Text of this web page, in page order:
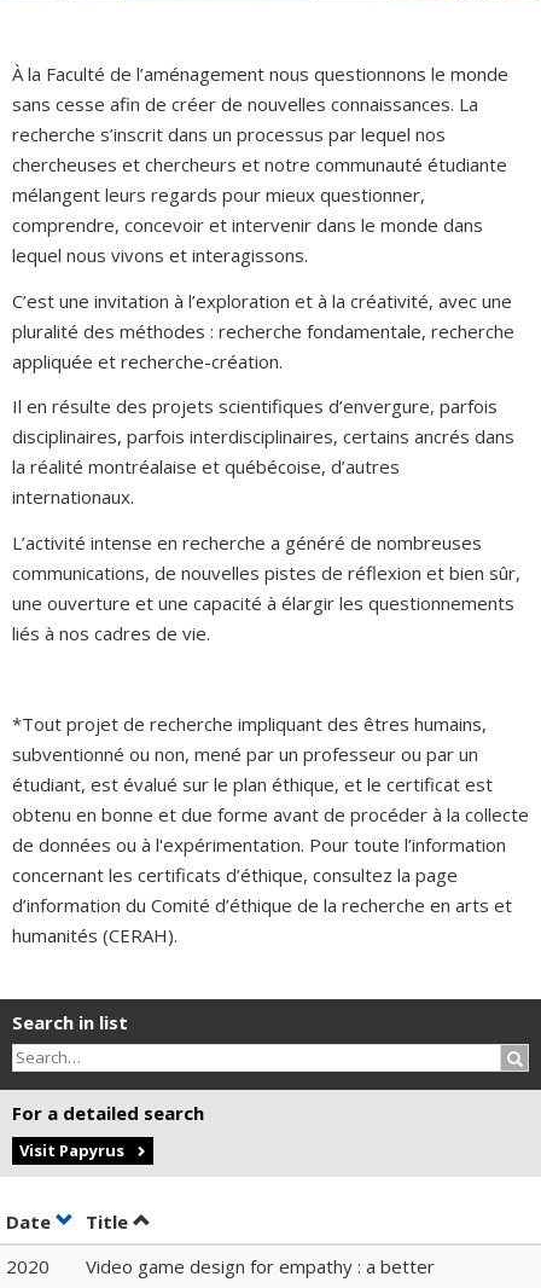
À la Faculté de l’aménagement nous questionnons le monde
sans cesse afin de créer de nouvelles connaissances. La
recherche s’inscrit dans un processus par lequel nos
chercheuses et chercheurs et notre communauté étudiante
mélangent leurs regards pour mieux questionner,
comprendre, concevoir et intervenir dans le monde dans
lequel nous vivons et interagissons.
C’est une invitation à l’exploration et à la créativité, avec une
pluralité des méthodes : recherche fondamentale, recherche
appliquée et recherche-création.
Il en résulte des projets scientifiques d’envergure, parfois
disciplinaires, parfois interdisciplinaires, certains ancrés dans
la réalité montréalaise et québécoise, d’autres
internationaux.
L’activité intense en recherche a généré de nombreuses
communications, de nouvelles pistes de réflexion et bien sûr,
une ouverture et une capacité à élargir les questionnements
liés à nos cadres de vie.
*Tout projet de recherche impliquant des êtres humains,
subventionné ou non, mené par un professeur ou par un
étudiant, est évalué sur le plan éthique, et le certificat est
obtenu en bonne et due forme avant de procéder à la collecte
de données ou à l'expérimentation. Pour toute l’information
concernant les certificats d’éthique, consultez la page
d’information du Comité d’éthique de la recherche en arts et
humanités (CERAH).
Search in list
For a detailed search
Visit Papyrus
Date Sort by date in ascending order
Title Sort by title in ascending order
2020
Video game design for empathy : a better